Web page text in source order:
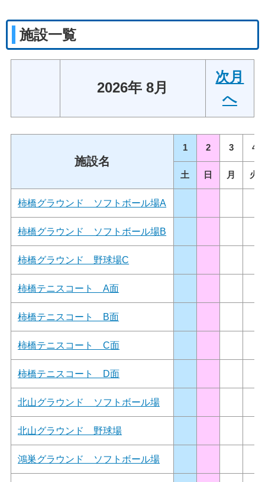
施設一覧
2026年 8月
次月
へ
施設名
1 2 3 4
土 日 月 火
柿橋グラウンド ソフトボール場A
柿橋グラウンド ソフトボール場B
柿橋グラウンド 野球場C
柿橋テニスコート A面
柿橋テニスコート B面
柿橋テニスコート C面
柿橋テニスコート D面
北山グラウンド ソフトボール場
北山グラウンド 野球場
鴻巣グラウンド ソフトボール場